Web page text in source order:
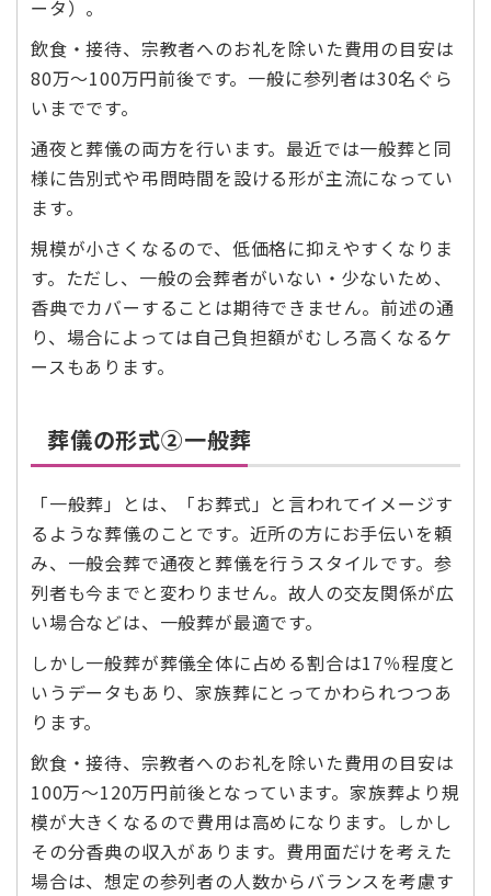
ータ）。
飲食・接待、宗教者へのお礼を除いた費用の目安は
80万～100万円前後です。一般に参列者は30名ぐら
いまでです。
通夜と葬儀の両方を行います。最近では一般葬と同
様に告別式や弔問時間を設ける形が主流になってい
ます。
規模が小さくなるので、低価格に抑えやすくなりま
す。ただし、一般の会葬者がいない・少ないため、
香典でカバーすることは期待できません。前述の通
り、場合によっては自己負担額がむしろ高くなるケ
ースもあります。
葬儀の形式②一般葬
「一般葬」とは、「お葬式」と言われてイメージす
るような葬儀のことです。近所の方にお手伝いを頼
み、一般会葬で通夜と葬儀を行うスタイルです。参
列者も今までと変わりません。故人の交友関係が広
い場合などは、一般葬が最適です。
しかし一般葬が葬儀全体に占める割合は17％程度と
いうデータもあり、家族葬にとってかわられつつあ
ります。
飲食・接待、宗教者へのお礼を除いた費用の目安は
100万～120万円前後となっています。家族葬より規
模が大きくなるので費用は高めになります。しかし
その分香典の収入があります。費用面だけを考えた
場合は、想定の参列者の人数からバランスを考慮す